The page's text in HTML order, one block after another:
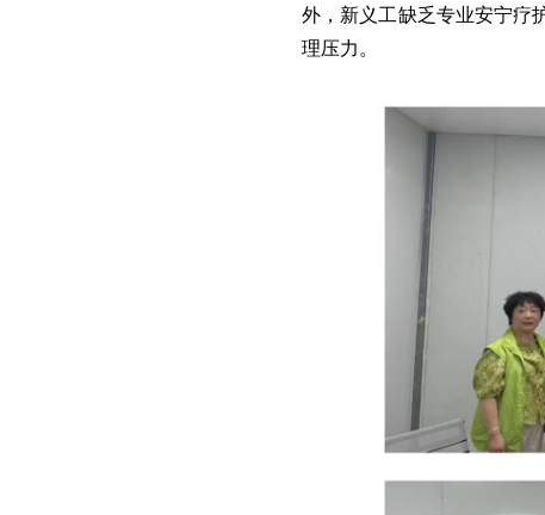
外，新义工缺乏专业安宁疗
理压力。